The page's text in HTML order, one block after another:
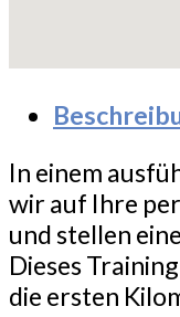
In einem
wir auf Ihre
und stellen
Dieses
die ersten